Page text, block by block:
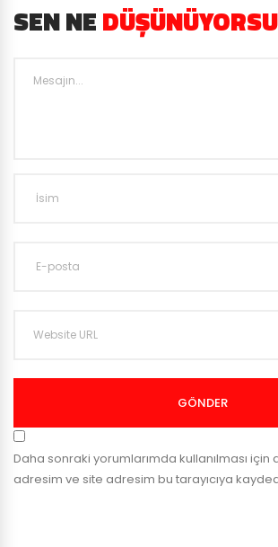
SEN NE
GÖNDER
Daha sonraki yorumlarımda kullanılması için
adresim ve site adresim bu tarayıcıya